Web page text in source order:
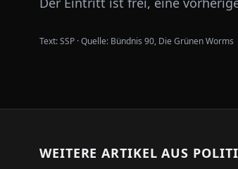
Text:SSP ·Quelle: Bündnis 90, Die Grünen Worms
WEITERE ARTIKEL AUS